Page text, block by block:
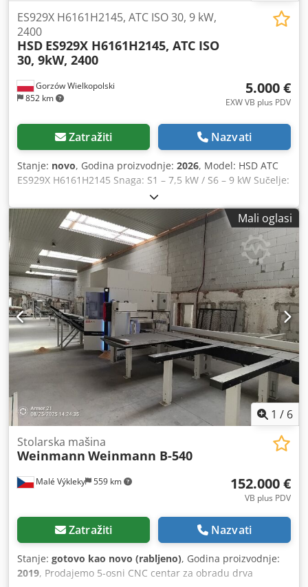
Gorzów Wielkopolski
852 km
ES929X H6161H2145, ATC ISO 30, 9 kW,
2400
HSD ES929X H6161H2145, ATC ISO
30, 9kW, 2400
5.000 €
EXW VB plus PDV
Zatražiti Nazvati
Stanje: novo, Godina proizvodnje: 2026, Model: HSD ATC
ES929X H6161H2145 Snaga: S1 – 7,5 kW / S6 – 9 kW Sučelje:
ISO 30 Maksimalna brzina: 24.000 o/min Ležaj: Keramika
Hlađenje: 24V DC ventilator Izvedba: Duga Napajanje: 380 V
Težina: cca. 30 kg Dcodpozr D Uasfx Aa Tok Područja
primjene: CNC glodalice, obradni centri, serijska
proizvodnja, obrada drva, kompozitni materijali, laki
metali.
Mali oglasi
1 / 6
Malé Výkleky 559 km
Stolarska mašina
Weinmann Weinmann B-540
152.000 €
VB plus PDV
Zatražiti Nazvati
Stanje: gotovo kao novo (rabljeno), Godina proizvodnje:
2019, Prodajemo 5-osni CNC centar za obradu drva